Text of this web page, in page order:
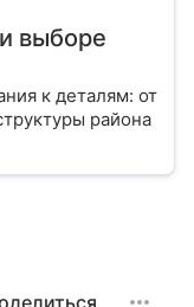
выборе
к деталям: от
района